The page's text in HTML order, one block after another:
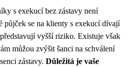
s exekucí bez zástavy není
půjček se na klienty s exekucí dívají
vyšší riziko. Existuje však
můžou zvýšit šanci na schválení
zástavy. Důležitá je vaše